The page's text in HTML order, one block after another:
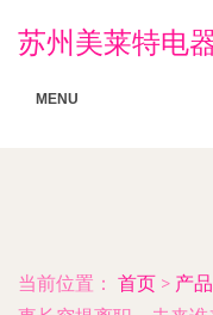
苏州美莱特电
MENU
当前位置： 首页 > 产